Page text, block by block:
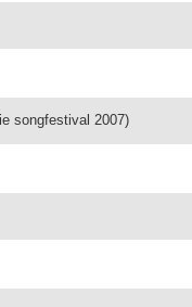
songfestival 2007)